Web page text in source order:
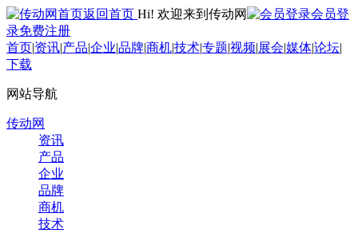
返回首页 Hi! 欢迎来到传动网
会员登
录免费注册
首页|资讯|产品|企业|品牌|商机|技术|专题|视频|展会|媒体|论坛|
下载
网站导航
传动网
资讯
产品
企业
品牌
商机
技术